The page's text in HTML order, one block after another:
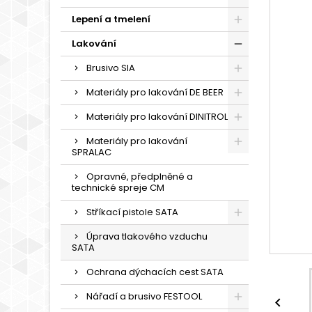
Lepení a tmelení
Lakování
Brusivo SIA
Materiály pro lakování DE BEER
Materiály pro lakování DINITROL
Materiály pro lakování
SPRALAC
Opravné, předplněné a
technické spreje CM
Stříkací pistole SATA
Úprava tlakového vzduchu
SATA
Ochrana dýchacích cest SATA
Nářadí a brusivo FESTOOL
